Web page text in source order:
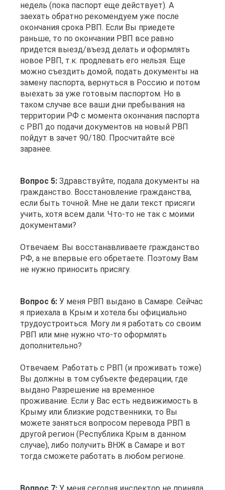
недель (пока паспорт еще действует). А
заехать обратно рекомендуем уже после
окончания срока РВП. Если Вы приедете
раньше, то по окончании РВП все равно
придется выезд/въезд делать и оформлять
новое РВП, т.к. продлевать его нельзя. Еще
можно съездить домой, подать документы на
замену паспорта, вернуться в Россию и потом
выехать за уже готовым паспортом. Но в
таком случае все ваши дни пребывания на
территории РФ с момента окончания паспорта
с РВП до подачи документов на новый РВП
пойдут в зачет 90/180. Просчитайте всё
заранее.
Вопрос 5: Здравствуйте, подала документы на
гражданство. Восстановление гражданства,
если быть точной. Мне не дали текст присяги
учить, хотя всем дали. Что-то не так с моими
документами?
Отвечаем: Вы восстанавливаете гражданство
РФ, а не впервые его обретаете. Поэтому Вам
не нужно приносить присягу.
Вопрос 6: У меня РВП выдано в Самаре. Сейчас
я приехала в Крым и хотела бы официально
трудоустроиться. Могу ли я работать со своим
РВП или мне нужно что-то оформлять
дополнительно?
Отвечаем: Работать с РВП (и проживать тоже)
Вы должны в том субъекте федерации, где
выдано Разрешение на временное
проживание. Если у Вас есть недвижимость в
Крыму или близкие родственники, то Вы
можете заняться вопросом перевода РВП в
другой регион (Республика Крым в данном
случае), либо получить ВНЖ в Самаре и вот
тогда сможете работать в любом регионе.